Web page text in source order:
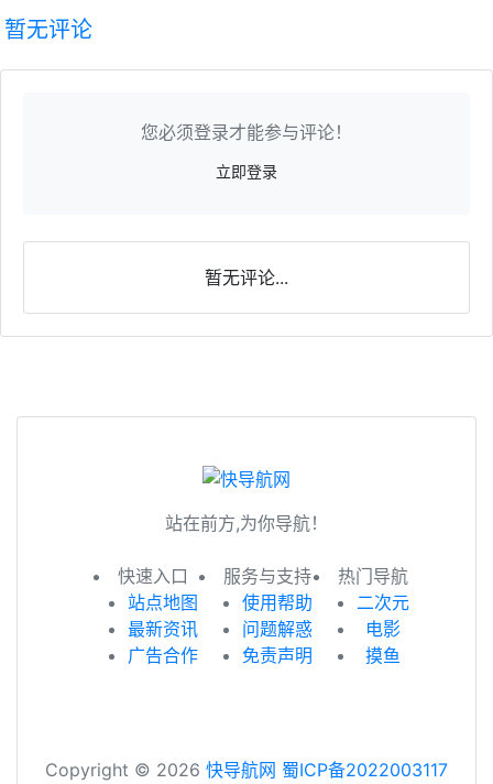
暂无评论
您必须登录才能参与评论！
立即登录
暂无评论...
站在前方,为你导航！
快速入口
站点地图
最新资讯
广告合作
服务与支持
使用帮助
问题解惑
免责声明
热门导航
二次元
电影
摸鱼
Copyright © 2026 快导航网 蜀ICP备2022003117